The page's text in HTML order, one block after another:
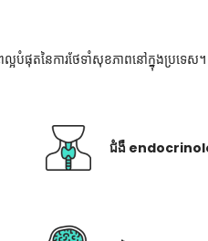
អបំផុតនៃការថែទាំសុខភាពនៅក្នុងប្រទេស។
ជំងឺ